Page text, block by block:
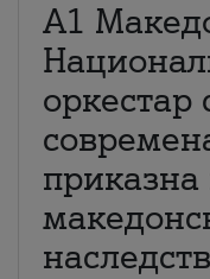
А1
оркестар